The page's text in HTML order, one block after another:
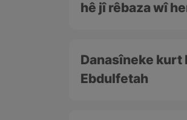
hê jî rêbaza wî
Danasîneke kurt
Ebdulfetah